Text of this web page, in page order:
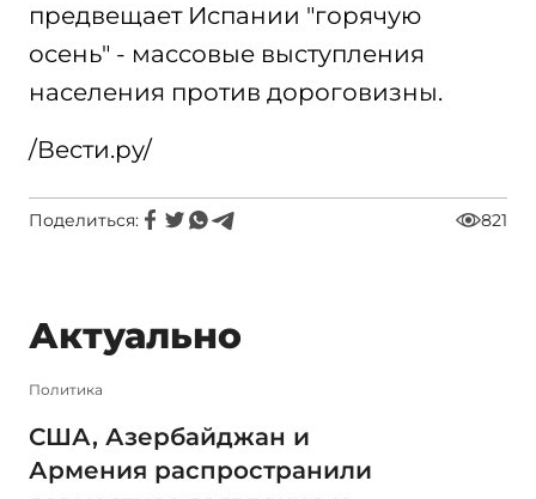
предвещает Испании "горячую
осень" - массовые выступления
населения против дороговизны.
/Вести.ру/
Поделиться: 821
Актуально
Политика
США, Азербайджан и
Армения распространили